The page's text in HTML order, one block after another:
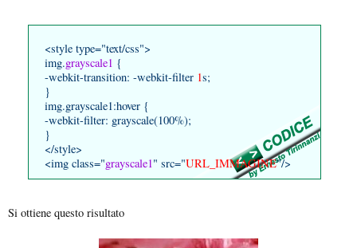
<style type="text/css">
img.grayscale1 {
-webkit-transition: -webkit-filter 1s;
}
img.grayscale1:hover {
-webkit-filter: grayscale(100%);
}
</style>
<img class="grayscale1" src="URL_IMMAGINE"/>
Si ottiene questo risultato